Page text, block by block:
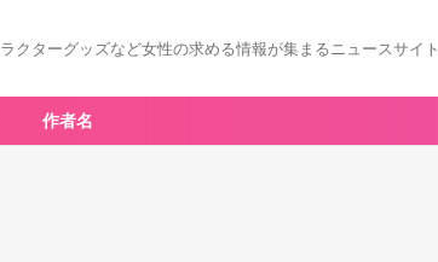
クターグッズなど女性の求める情報が集まるニュースサイト
作者名